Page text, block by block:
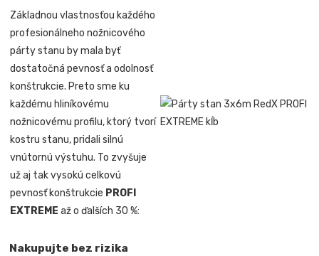
Základnou vlastnosťou každého
profesionálneho nožnicového
párty stanu by mala byť
dostatočná pevnosť a odolnosť
konštrukcie. Preto sme ku
každému hliníkovému
nožnicovému profilu, ktorý tvorí
kostru stanu, pridali silnú
vnútornú výstuhu. To zvyšuje
už aj tak vysokú celkovú
pevnosť konštrukcie PROFI
EXTREME až o ďalších 30 %:
Nakupujte bez rizika